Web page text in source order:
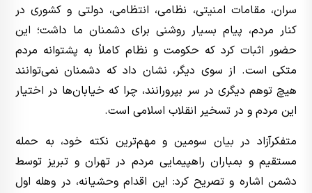
سران، مقامات امنیتی، نظامی، انتظامی، دولتی و کشوری در
کنار مردم، پیام بسیار روشنی برای دشمنان ما داشت؛ این
حضور اثبات کرد که حکومت و نظام کاملاً به پشتوانه مردم
متکی است. از سوی دیگر، نشان داد که دشمنان نمی‌توانند
هیچ توهم دیگری در سر بپرورانند، چرا که خیابان‌ها در اختیار
این مردم و در تسخیر انقلاب اسلامی است.
متفکرآزاد در بیان سومین و مهم‌ترین نکته خود، به حمله
مستقیم و بمباران راهپیمایی مردم در تهران و تبریز توسط
دشمن اشاره و تصریح کرد: این اقدام وحشیانه، در وهله اول